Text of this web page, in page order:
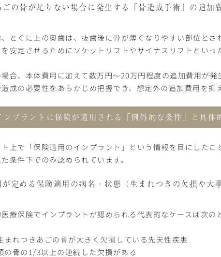
ごの骨が足りない場合に発生する「骨造成手術」の追加
とくに上の奥歯は、抜歯後に骨が薄くなりやすい部位と
安定させるためにソケットリフトやサイナスリフトといっ
合、本体費用に加えて数万円〜20万円程度の追加費用が
成の必要性をあらかじめ把握でき、想定外の追加費用を抑
ンプラントに保険が適用される「例外的な条件」と具体
上で「保険適用のインプラント」という情報を目にした
条件下でのみ認められています。
が定める保険適用の病名・状態（生まれつきの欠損や大
療保険でインプラントが認められる代表的なケースは次の
まれつきあごの骨が大きく欠損している先天性疾患
の骨の1/3以上の連続した欠損がある